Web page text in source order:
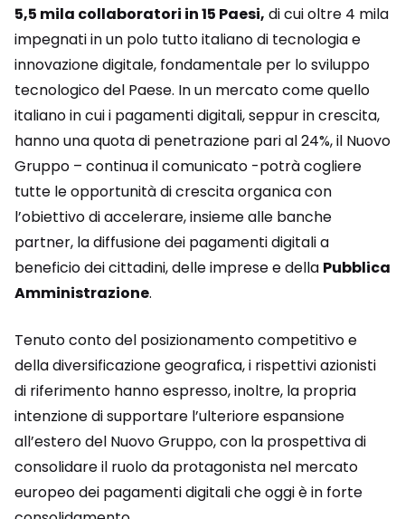
5,5 mila collaboratori in 15 Paesi, di cui oltre 4 mila
impegnati in un polo tutto italiano di tecnologia e
innovazione digitale, fondamentale per lo sviluppo
tecnologico del Paese. In un mercato come quello
italiano in cui i pagamenti digitali, seppur in crescita,
hanno una quota di penetrazione pari al 24%, il Nuovo
Gruppo – continua il comunicato -potrà cogliere
tutte le opportunità di crescita organica con
l’obiettivo di accelerare, insieme alle banche
partner, la diffusione dei pagamenti digitali a
beneficio dei cittadini, delle imprese e della Pubblica
Amministrazione.
Tenuto conto del posizionamento competitivo e
della diversificazione geografica, i rispettivi azionisti
di riferimento hanno espresso, inoltre, la propria
intenzione di supportare l’ulteriore espansione
all’estero del Nuovo Gruppo, con la prospettiva di
consolidare il ruolo da protagonista nel mercato
europeo dei pagamenti digitali che oggi è in forte